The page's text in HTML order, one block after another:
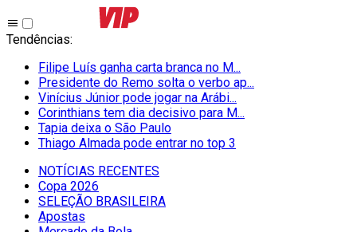
Tendências:
Filipe Luís ganha carta branca no M...
Presidente do Remo solta o verbo ap...
Vinícius Júnior pode jogar na Arábi...
Corinthians tem dia decisivo para M...
Tapia deixa o São Paulo
Thiago Almada pode entrar no top 3
NOTÍCIAS RECENTES
Copa 2026
SELEÇÃO BRASILEIRA
Apostas